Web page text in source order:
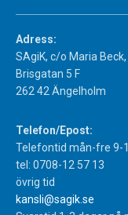
Adress:
SAgiK, c/o Maria Beck,
Brisgatan 5 F
262 42 Ängelholm
Telefon/Epost:
Telefontid mån-fre 9-
tel: 0708-12 57 13
övrig tid
kansli@sagik.se